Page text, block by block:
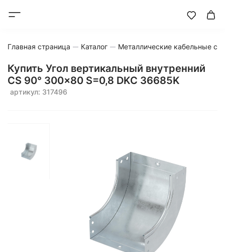
Главная страница Каталог Металлические кабельные
Купить Угол вертикальный внутренний
CS 90° 300x80 S=0,8 DKC 36685K
артикул: 317496